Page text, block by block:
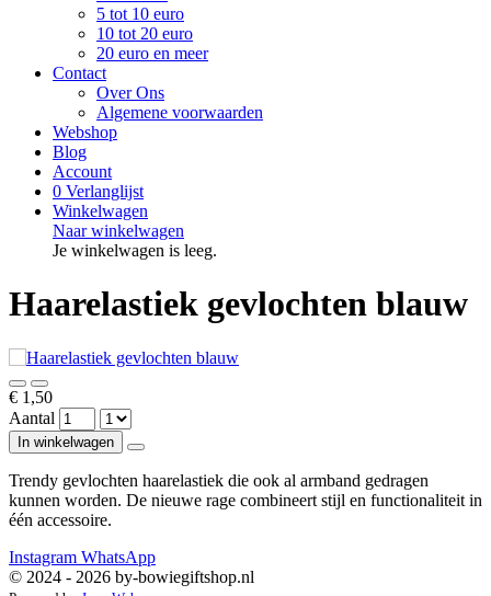
5 tot 10 euro
10 tot 20 euro
20 euro en meer
Contact
Over Ons
Algemene voorwaarden
Webshop
Blog
Account
0 Verlanglijst
Winkelwagen
Naar winkelwagen
Je winkelwagen is leeg.
Haarelastiek gevlochten blauw
€ 1,50
Aantal
In winkelwagen
Trendy gevlochten haarelastiek die ook al armband gedragen
kunnen worden. De nieuwe rage combineert stijl en functionaliteit in
één accessoire.
Instagram WhatsApp
© 2024 - 2026 by-bowiegiftshop.nl